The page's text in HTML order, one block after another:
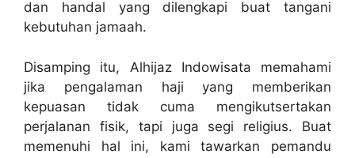
dan handal yang dilengkapi buat tangani
kebutuhan jamaah.
Disamping itu, Alhijaz Indowisata memahami
jika pengalaman haji yang memberikan
kepuasan tidak cuma mengikutsertakan
perjalanan fisik, tapi juga segi religius. Buat
memenuhi hal ini, kami tawarkan pemandu